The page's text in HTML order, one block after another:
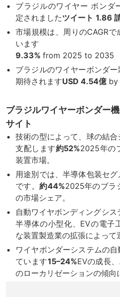
ブラジルのワイヤー ボンダ
定されましたツイート 1.86
市場規模は、周りのCAGR
います
9.33% from 2025 to 2035
ブラジルのワイヤーボンダ
期待されますUSD 4.54億 by
ブラジルワイヤーボンダー
サイト
技術の型によって、球の結
支配します約52%2025年の
装置市場。
用途別では、半導体包装セ
です。約44%2025年のブラ
の市場シェア。
自動ワイヤボンディングシス
半導体の小型化、EVの電子
な装置製造業の拡張によって
ワイヤボンダーシステムの
ています15–24%EVの成長
のローカリゼーションの傾向